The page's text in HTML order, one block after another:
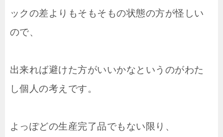
ックの差よりもそもそもの状態の方が怪しい
ので、
出来れば避けた方がいいかなというのがわた
し個人の考えです。
よっぽどの生産完了品でもない限り、